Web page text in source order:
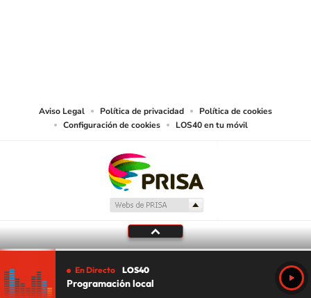
Aviso Legal Política de privacidad
Política de cookies
Configuración de cookies
LOS40 en tu móvil
En Directo LOS40
Programación local